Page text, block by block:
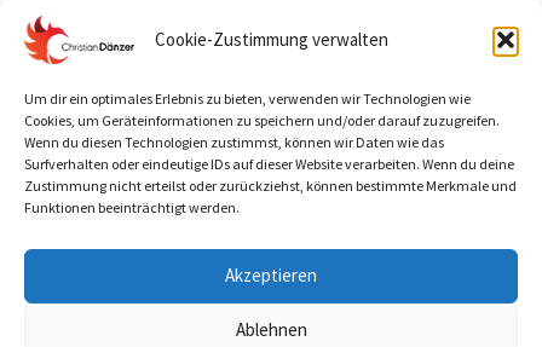
Cookie-Zustimmung verwalten
Um dir ein optimales Erlebnis zu bieten, verwenden wir Technologien wie
Cookies, um Geräteinformationen zu speichern und/oder darauf zuzugreifen.
Wenn du diesen Technologien zustimmst, können wir Daten wie das
Surfverhalten oder eindeutige IDs auf dieser Website verarbeiten. Wenn du deine
Zustimmung nicht erteilst oder zurückziehst, können bestimmte Merkmale und
Funktionen beeinträchtigt werden.
Akzeptieren
Ablehnen